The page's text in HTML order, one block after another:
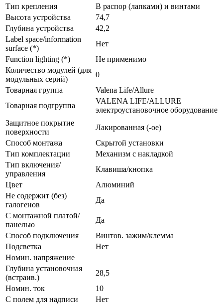
Тип крепления
В распор (лапками) и винтами
Высота устройства
74,7
Глубина устройства
42,2
Label space/information
surface (*)
Нет
Function lighting (*)
Не применимо
Количество модулей (для
модульных серий)
0
Товарная группа
Valena Life/Allure
Товарная подгруппа
VALENA LIFE/ALLURE
электроустановочное оборудование
Защитное покрытие
поверхности
Лакированная (-ое)
Способ монтажа
Скрытой установки
Тип комплектации
Механизм с накладкой
Тип включения/
управления
Клавиша/кнопка
Цвет
Алюминий
Не содержит (без)
галогенов
Да
С монтажной платой/
панелью
Да
Способ подключения
Винтов. зажим/клемма
Подсветка
Нет
Номин. напряжение
Глубина установочная
(встраив.)
28,5
Номин. ток
10
С полем для надписи
Нет